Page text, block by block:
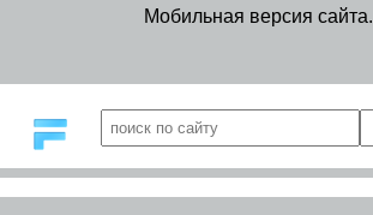
Мобильная версия сайта.